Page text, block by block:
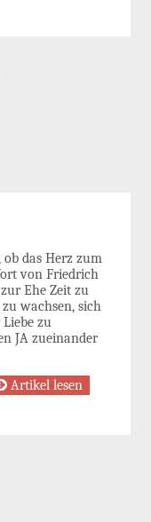
das Herz zum
von Friedrich
Ehe Zeit zu
wachsen, sich
zu
JA zueinander
Artikel lesen